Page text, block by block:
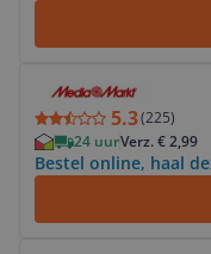
5.3(225)
24 uurVerz. € 2,99
Bestel online, haal